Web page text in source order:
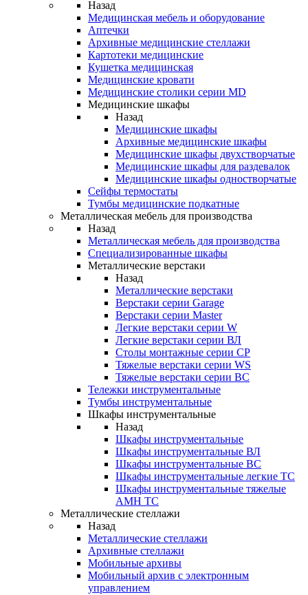
Назад
Медицинская мебель и оборудование
Аптечки
Архивные медицинские стеллажи
Картотеки медицинские
Кушетка медицинская
Медицинские кровати
Медицинские столики серии MD
Медицинские шкафы
Назад
Медицинские шкафы
Архивные медицинские шкафы
Медицинские шкафы двухстворчатые
Медицинские шкафы для раздевалок
Медицинские шкафы одностворчатые
Сейфы термостаты
Тумбы медицинские подкатные
Металлическая мебель для производства
Назад
Металлическая мебель для производства
Cпециализированные шкафы
Металлические верстаки
Назад
Металлические верстаки
Верстаки серии Garage
Верстаки серии Master
Легкие верстаки серии W
Легкие верстаки серии ВЛ
Столы монтажные серии СР
Тяжелые верстаки серии WS
Тяжелые верстаки серии ВС
Тележки инструментальные
Тумбы инструментальные
Шкафы инструментальные
Назад
Шкафы инструментальные
Шкафы инструментальные ВЛ
Шкафы инструментальные ВС
Шкафы инструментальные легкие ТС
Шкафы инструментальные тяжелые
AMH TC
Металлические стеллажи
Назад
Металлические стеллажи
Архивные стеллажи
Мобильные архивы
Мобильный архив с электронным
управлением